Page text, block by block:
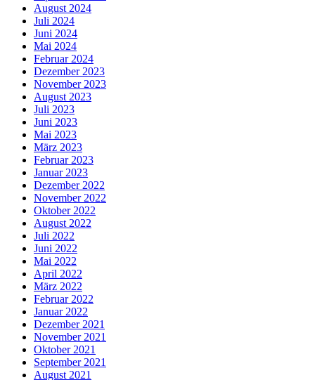
August 2024
Juli 2024
Juni 2024
Mai 2024
Februar 2024
Dezember 2023
November 2023
August 2023
Juli 2023
Juni 2023
Mai 2023
März 2023
Februar 2023
Januar 2023
Dezember 2022
November 2022
Oktober 2022
August 2022
Juli 2022
Juni 2022
Mai 2022
April 2022
März 2022
Februar 2022
Januar 2022
Dezember 2021
November 2021
Oktober 2021
September 2021
August 2021